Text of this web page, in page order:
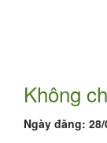
Không
Ngày đăng: